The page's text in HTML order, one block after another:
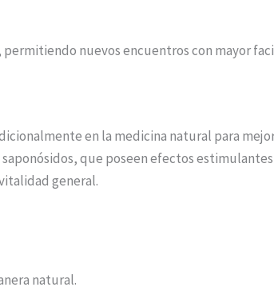
nuevos encuentros con mayor
en la medicina natural para
que poseen efectos
general.
natural.